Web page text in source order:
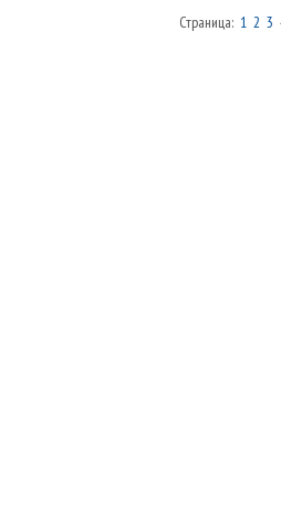
Страница: 1 2 3